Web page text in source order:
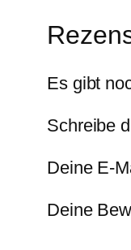
Es gibt
Schreibe
Deine E-
Deine